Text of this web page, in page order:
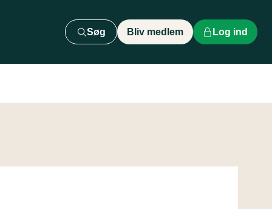
Søg Bliv medlem Log ind